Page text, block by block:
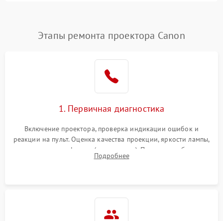
Нестабильная яркость или
контраст
4000 ₽ Подробнее →
Неравномерная подсветка
автоматическая коррекция
трапеции (Keystone)
Проблемы с
масштабированием
Подробнее →
Этапы ремонта проектора Canon
1. Первичная диагностика
Включение проектора, проверка индикации ошибок и
реакции на пульт. Оценка качества проекции, яркости лампы,
наличия артефактов (точки, пятна). Проверка работы
системы охлаждения по уровню шума вентиляторов.
Подробнее